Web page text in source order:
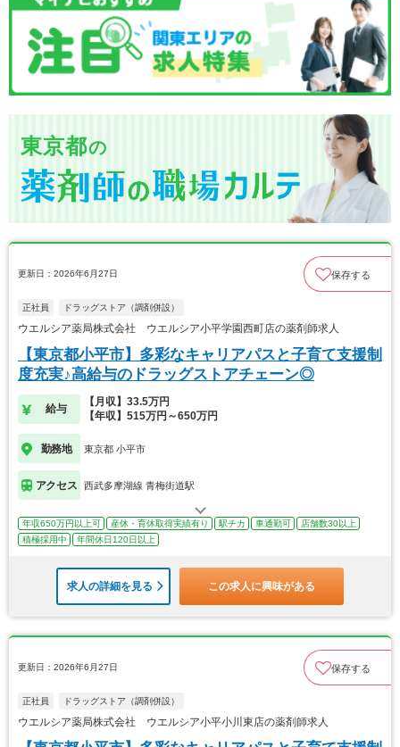
東京都の
更新日：2026年6月27日 保存する
正社員 ドラッグストア（調剤併設）
ウエルシア薬局株式会社 ウエルシア小平学園西町店の薬剤師求人
【東京都小平市】多彩なキャリアパスと子育て支援制
度充実♪高給与のドラッグストアチェーン◎
給与
【月収】33.5万円
【年収】515万円～650万円
勤務地 東京都 小平市
アクセス 西武多摩湖線 青梅街道駅
年収650万円以上可 産休・育休取得実績有り 駅チカ 車通勤可
店舗数30以上
積極採用中
年間休日120日以上
求人の詳細を見る この求人に興味がある
更新日：2026年6月27日 保存する
正社員 ドラッグストア（調剤併設）
ウエルシア薬局株式会社 ウエルシア小平小川東店の薬剤師求人